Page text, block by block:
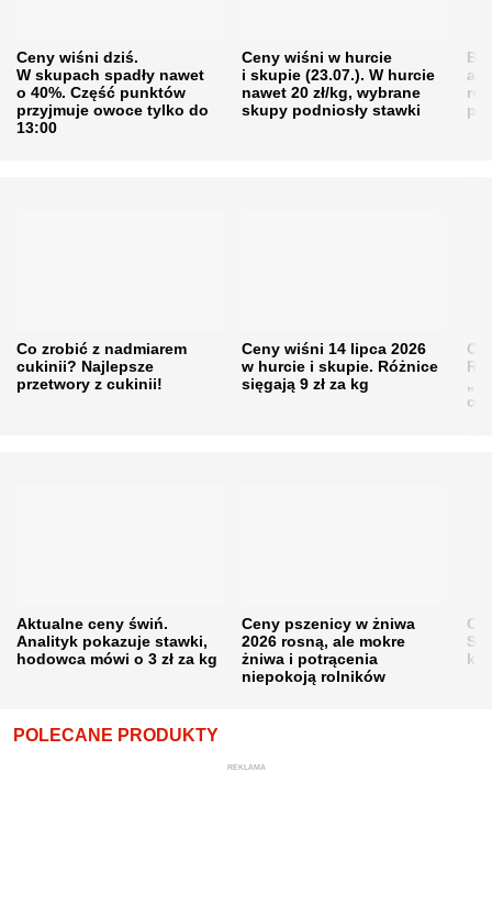
Ceny wiśni dziś.
W skupach spadły nawet
o 40%. Część punktów
przyjmuje owoce tylko do
13:00
Ceny wiśni w hurcie
i skupie (23.07.). W hurcie
nawet 20 zł/kg, wybrane
skupy podniosły stawki
Co zrobić z nadmiarem
cukinii? Najlepsze
przetwory z cukinii!
Ceny wiśni 14 lipca 2026
w hurcie i skupie. Różnice
sięgają 9 zł za kg
Aktualne ceny świń.
Analityk pokazuje stawki,
hodowca mówi o 3 zł za kg
Ceny pszenicy w żniwa
2026 rosną, ale mokre
żniwa i potrącenia
niepokoją rolników
POLECANE PRODUKTY
REKLAMA